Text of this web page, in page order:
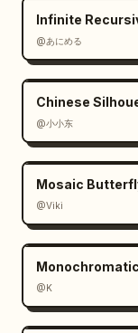
Infinite
@あにめる
Chinese
@小小东
Mosaic
@Viki
@K